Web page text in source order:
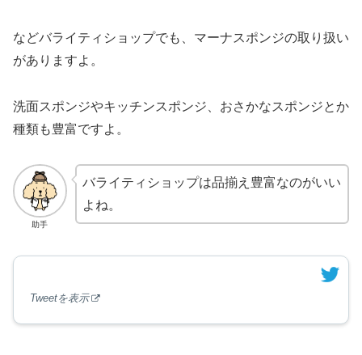
などバライティショップでも、マーナスポンジの取り扱い
がありますよ。
洗面スポンジやキッチンスポンジ、おさかなスポンジとか
種類も豊富ですよ。
助手
バライティショップは品揃え豊富なのがいい
よね。
Tweetを表示